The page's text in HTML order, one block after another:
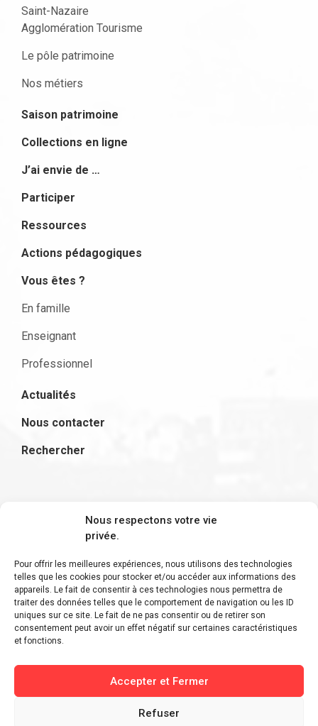
Nous respectons votre vie
privée.
Pour offrir les meilleures expériences, nous utilisons des technologies
telles que les cookies pour stocker et/ou accéder aux informations des
appareils. Le fait de consentir à ces technologies nous permettra de
traiter des données telles que le comportement de navigation ou les ID
uniques sur ce site. Le fait de ne pas consentir ou de retirer son
consentement peut avoir un effet négatif sur certaines caractéristiques
et fonctions.
Accepter et Fermer
Refuser
Saint-Nazaire
Agglomération Tourisme
Le pôle patrimoine
Nos métiers
Saison patrimoine
Collections en ligne
J’ai envie de …
Participer
Ressources
Actions pédagogiques
Vous êtes ?
En famille
Enseignant
Professionnel
Actualités
Nous contacter
Rechercher
S'inscrire à la newsletter
Restez informé des derniers ajouts et des
dernières actualités !